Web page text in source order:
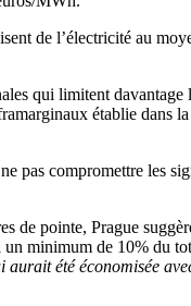
de l’électricité au
qui limitent
établie
compromettre les
pointe, Prague
minimum de 10% du
aurait été économisée